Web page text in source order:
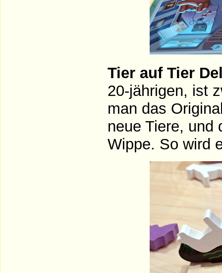
Tier auf Tier
20-jährigen, ist
man das
neue Tiere, und
Wippe. So wird